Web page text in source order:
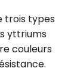
trois types
yttriums
couleurs